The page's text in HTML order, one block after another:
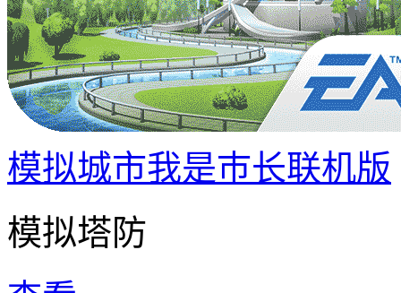
模拟城市我是巿长联机版
模拟塔防